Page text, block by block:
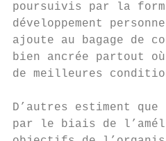
poursuivis par la
développement
ajoute au bagage de
bien ancrée partout
de meilleures
D’autres estiment
par le biais de